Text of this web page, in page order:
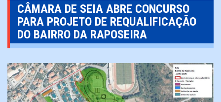
CÂMARA DE SEIA ABRE CONCURSO
PARA PROJETO DE REQUALIFICAÇÃO
DO BAIRRO DA RAPOSEIRA